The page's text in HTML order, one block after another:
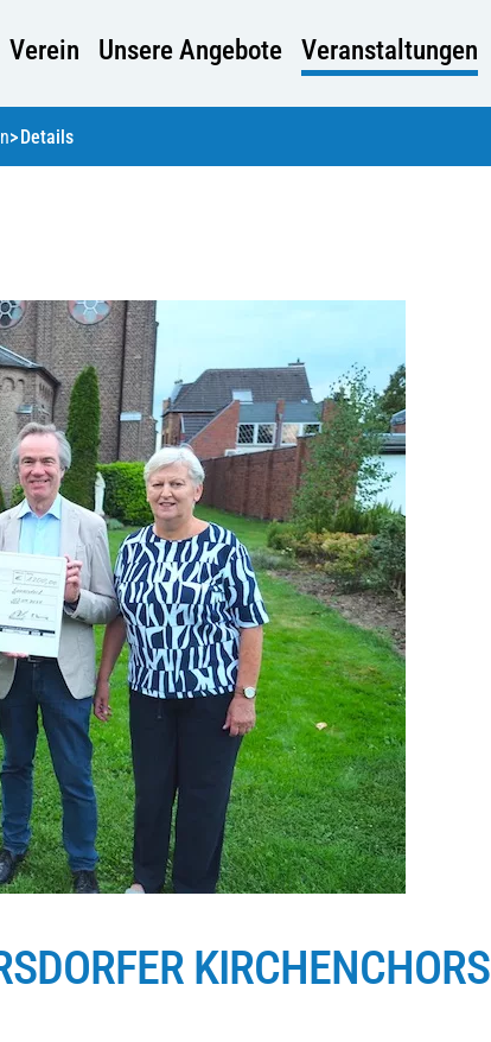
Verein Unsere Angebote Veranstaltungen
Details
KIRCHENCHORS